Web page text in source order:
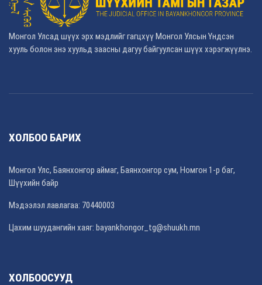
Монгол Улсад шүүх эрх мэдлийг гагцхүү Монгол Улсын Үндсэн
хууль болон энэ хуульд заасны дагуу байгуулсан шүүх хэрэгжүүлнэ.
ХОЛБОО БАРИХ
Монгол Улс, Баянхонгор аймаг, Баянхонгор сум, Номгон 1-р баг,
Шүүхийн байр
Мэдээлэл лавлагаа: 70440003
Цахим шуудангийн хаяг: bayankhongor_tg@shuukh.mn
ХОЛБООСУУД